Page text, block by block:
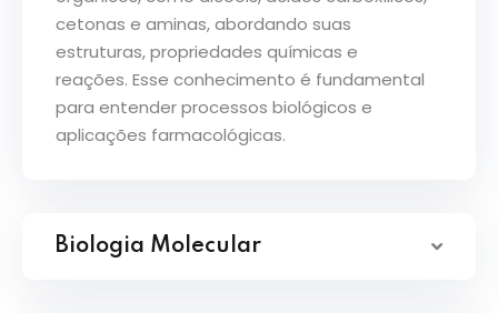
cetonas e aminas, abordando suas
estruturas, propriedades químicas e
reações. Esse conhecimento é fundamental
para entender processos biológicos e
aplicações farmacológicas.
Biologia Molecular